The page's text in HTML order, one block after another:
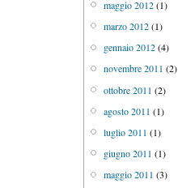
maggio 2012(1)
marzo 2012(1)
gennaio 2012(4)
novembre 2011 (2)
ottobre 2011 (2)
agosto 2011 (1)
luglio 2011 (1)
giugno 2011 (1)
maggio 2011 (3)